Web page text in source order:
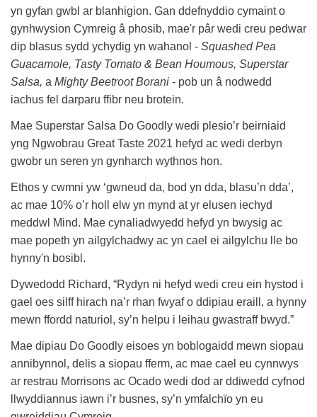
yn gyfan gwbl ar blanhigion. Gan ddefnyddio cymaint o
gynhwysion Cymreig â phosib, mae'r pâr wedi creu pedwar
dip blasus sydd ychydig yn wahanol - Squashed Pea
Guacamole, Tasty Tomato & Bean Houmous, Superstar
Salsa, a Mighty Beetroot Borani - pob un â nodwedd
iachus fel darparu ffibr neu brotein.
Mae Superstar Salsa Do Goodly wedi plesio’r beirniaid
yng Ngwobrau Great Taste 2021 hefyd ac wedi derbyn
gwobr un seren yn gynharch wythnos hon.
Ethos y cwmni yw ‘gwneud da, bod yn dda, blasu’n dda’,
ac mae 10% o’r holl elw yn mynd at yr elusen iechyd
meddwl Mind. Mae cynaliadwyedd hefyd yn bwysig ac
mae popeth yn ailgylchadwy ac yn cael ei ailgylchu lle bo
hynny'n bosibl.
Dywedodd Richard, “Rydyn ni hefyd wedi creu ein hystod i
gael oes silff hirach na’r rhan fwyaf o ddipiau eraill, a hynny
mewn ffordd naturiol, sy’n helpu i leihau gwastraff bwyd.”
Mae dipiau Do Goodly eisoes yn boblogaidd mewn siopau
annibynnol, delis a siopau fferm, ac mae cael eu cynnwys
ar restrau Morrisons ac Ocado wedi dod ar ddiwedd cyfnod
llwyddiannus iawn i’r busnes, sy’n ymfalchïo yn eu